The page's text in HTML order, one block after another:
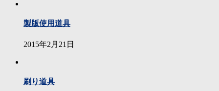
製版使用道具
2015年2月21日
刷り道具